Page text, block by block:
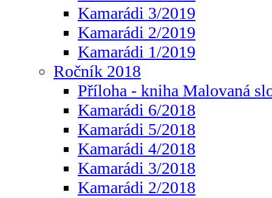
Kamarádi 3/2019
Kamarádi 2/2019
Kamarádi 1/2019
Ročník 2018
Příloha - kniha Malovaná
Kamarádi 6/2018
Kamarádi 5/2018
Kamarádi 4/2018
Kamarádi 3/2018
Kamarádi 2/2018